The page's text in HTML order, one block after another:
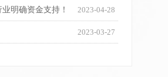
2023-04-28
明确资金支持！
2023-03-27